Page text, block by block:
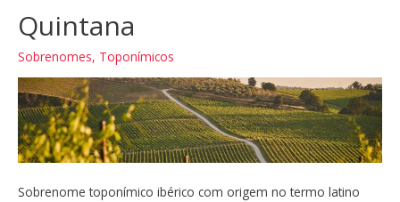
Quintana
Sobrenomes, Toponímicos
Sobrenome toponímico ibérico com origem no termo latino